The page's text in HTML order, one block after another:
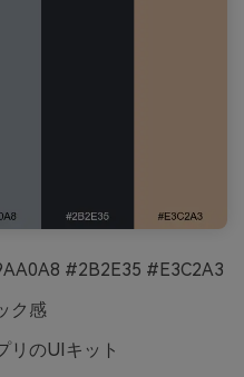
#2B2E35 #E3C2A3
ク感
リのUIキット